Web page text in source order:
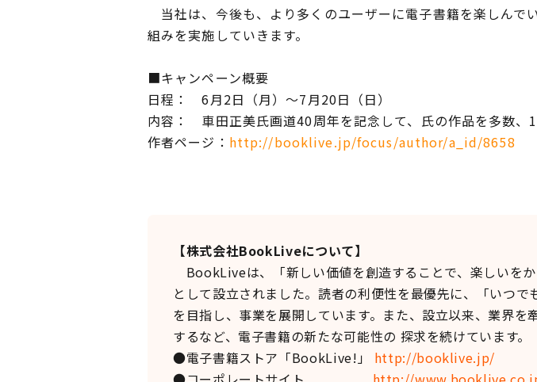
当社は、今後も、より多くのユーザーに電子書籍を楽しんで
組みを実施していきます。
■キャンペーン概要
日程： 6月2日（月）～7月20日（日）
内容： 車田正美氏画道40周年を記念して、氏の作品を多数、
作者ページ： http://booklive.jp/focus/author/a_id/8658
【株式会社BookLiveについて】
BookLiveは、「新しい価値を創造することで、楽しいを
として設立されました。読者の利便性を最優先に、「いつ
を目指し、事業を展開しています。また、設立以来、業界
するなど、電子書籍の新たな可能性の 探求を続けています。
●電子書籍ストア「BookLive!」 http://booklive.jp/